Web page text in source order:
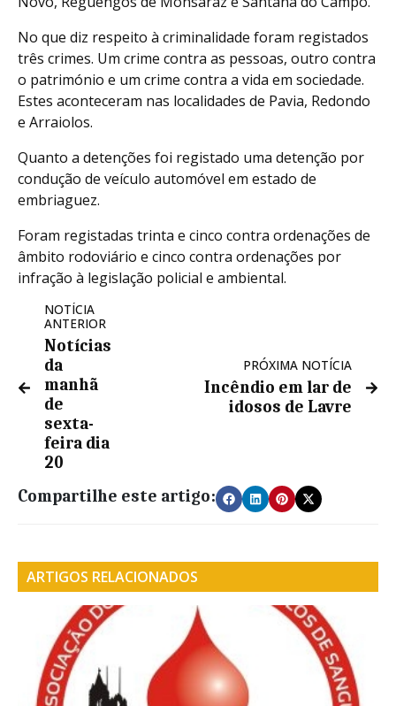
No que diz respeito à criminalidade foram registados
três crimes. Um crime contra as pessoas, outro contra
o património e um crime contra a vida em sociedade.
Estes aconteceram nas localidades de Pavia, Redondo
e Arraiolos.
Quanto a detenções foi registado uma detenção por
condução de veículo automóvel em estado de
embriaguez.
Foram registadas trinta e cinco contra ordenações de
âmbito rodoviário e cinco contra ordenações por
infração à legislação policial e ambiental.
NOTÍCIA
ANTERIOR
Notícias
da
manhã
de
sexta-
feira dia
20
PRÓXIMA NOTÍCIA
Incêndio em lar de
idosos de Lavre
Compartilhe este artigo:
ARTIGOS RELACIONADOS